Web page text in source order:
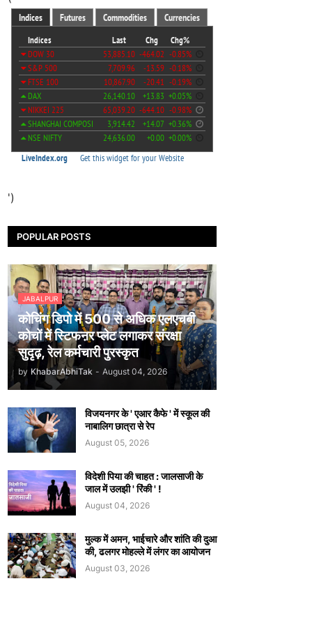
')
POPULAR POSTS
JABALPUR
कोचिंग डिपो में 500 से अधिक एलएचबी
कोचों में स्टिफऩर प्लेट लगाकर संरक्षा
सुदृढ़, रेल कर्मचारी पुरस्कृत
by KhabarAbhiTak - August 04, 2026
विजयनगर के ' एआर कैफे ' में स्कूल की
नाबालिग छात्रा से रेप
August 05, 2026
विदेशी पिया की चाहत : जालसाजी के
जाल में उलझी ' रिंकी ' !
August 04, 2026
मुल्क में अमन, भाईचारे और शांति की दुआ
की, ढलगर मोहल्ले में लंगर का आयोजन
August 03, 2026